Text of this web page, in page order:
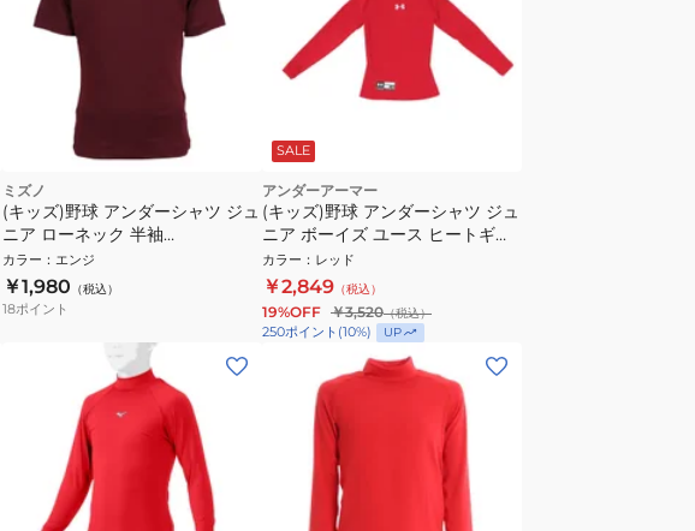
ミズノ
(キッズ)野球 アンダーシャツ ジュ
ニア ローネック 半袖
12JAAP5263 速乾
カラー ： エンジ
￥1,980 （税込）
18ポイント
SALE
アンダーアーマー
(キッズ)野球 アンダーシャツ ジュ
ニア ボーイズ ユース ヒートギア
アーマー ロングスリーブ モック
1358651 600 速乾
カラー ： レッド
￥2,849 （税込）
19%OFF ￥3,520（税込）
250ポイント (10%) UP